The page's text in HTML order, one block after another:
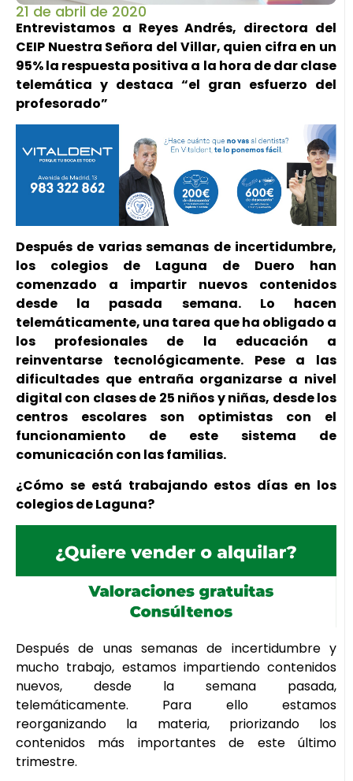
21 de abril de 2020
Entrevistamos a Reyes Andrés, directora del
CEIP Nuestra Señora del Villar, quien cifra en un
95% la respuesta positiva a la hora de dar clase
telemática y destaca “el gran esfuerzo del
profesorado”
Después de varias semanas de incertidumbre,
los colegios de Laguna de Duero han
comenzado a impartir nuevos contenidos
desde la pasada semana. Lo hacen
telemáticamente, una tarea que ha obligado a
los profesionales de la educación a
reinventarse tecnológicamente. Pese a las
dificultades que entraña organizarse a nivel
digital con clases de 25 niños y niñas, desde los
centros escolares son optimistas con el
funcionamiento de este sistema de
comunicación con las familias.
¿Cómo se está trabajando estos días en los
colegios de Laguna?
Después de unas semanas de incertidumbre y
mucho trabajo, estamos impartiendo contenidos
nuevos, desde la semana pasada,
telemáticamente. Para ello estamos
reorganizando la materia, priorizando los
contenidos más importantes de este último
trimestre.